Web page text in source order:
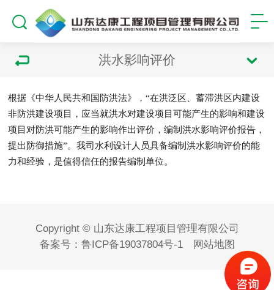
洪水影响评价
根据《中华人民共和国防洪法》，“在洪泛区、蓄滞洪区内建设
非防洪建设项目，应当就洪水对建设项目可能产生的影响和建设
项目对防洪可能产生的影响作出评价，编制洪水影响评价报告，
提出防御措施”。我司水利设计人员具备编制洪水影响评价的能
力和经验，是值得信任的报告编制单位。
Copyright © 山东达康工程项目管理有限公司
备案号： 鲁ICP备19037804号-1 网站地图